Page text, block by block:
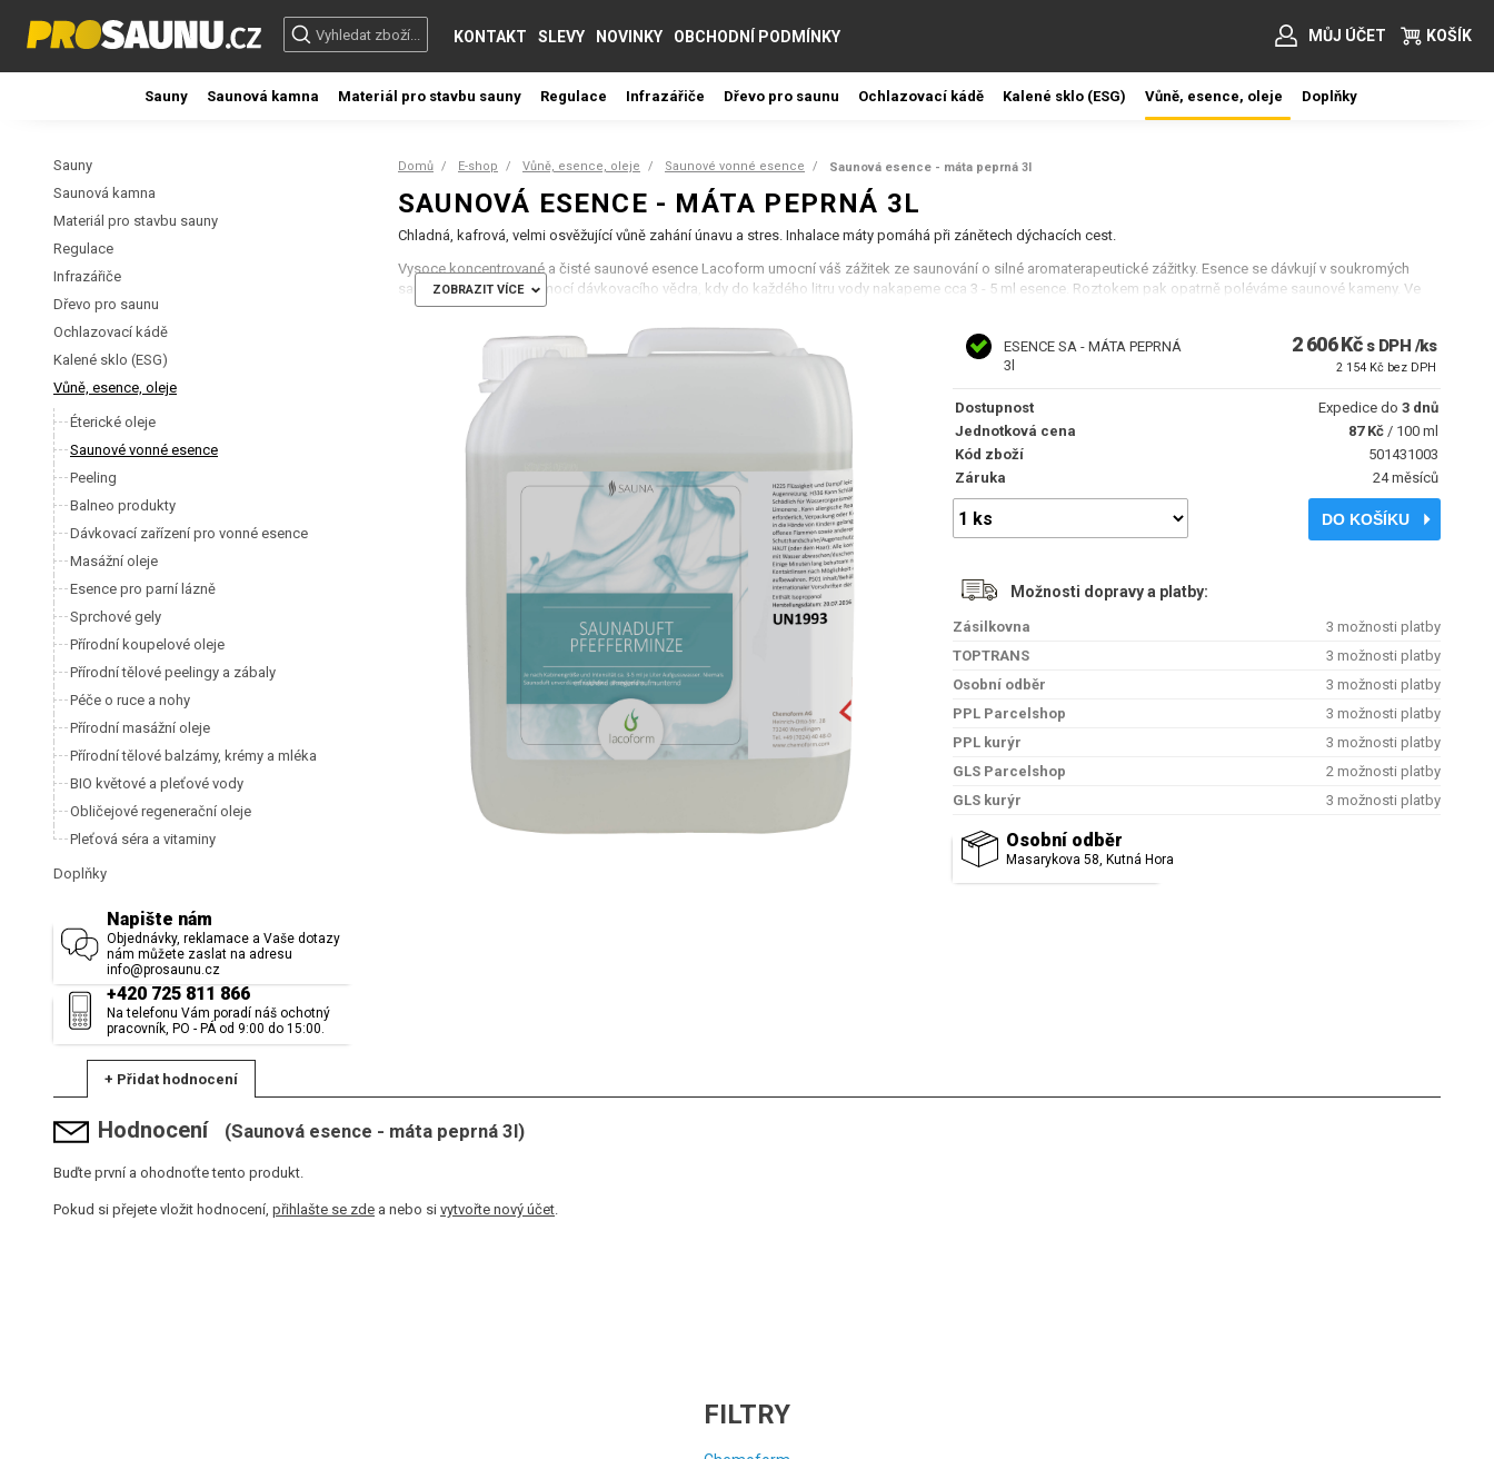
KONTAKT SLEVY NOVINKY OBCHODNÍ PODMÍNKY MŮJ ÚČET KOŠÍK
Sauny Saunová kamna Materiál pro stavbu sauny Regulace Infrazářiče Dřevo pro saunu Ochlazovací kádě Kalené sklo (ESG) Vůně, esence, oleje Doplňky
Sauny
Saunová kamna
Materiál pro stavbu sauny
Regulace
Infrazářiče
Dřevo pro saunu
Ochlazovací kádě
Kalené sklo (ESG)
Vůně, esence, oleje
Éterické oleje
Saunové vonné esence
Peeling
Balneo produkty
Dávkovací zařízení pro vonné esence
Masážní oleje
Esence pro parní lázně
Sprchové gely
Přírodní koupelové oleje
Přírodní tělové peelingy a zábaly
Péče o ruce a nohy
Přírodní masážní oleje
Přírodní tělové balzámy, krémy a mléka
BIO květové a pleťové vody
Obličejové regenerační oleje
Pleťová séra a vitaminy
Doplňky
Napište nám
Objednávky, reklamace a Vaše dotazy
nám můžete zaslat na adresu
info@prosaunu.cz
+420 725 811 866
Na telefonu Vám poradí náš ochotný
pracovník, PO - PÁ od 9:00 do 15:00.
Domů E-shop Vůně, esence, oleje Saunové vonné esence Saunová esence - máta peprná 3l
SAUNOVÁ ESENCE - MÁTA PEPRNÁ 3L
Chladná, kafrová, velmi osvěžující vůně zahání únavu a stres. Inhalace máty pomáhá při zánětech dýchacích cest.
Vysoce koncentrované a čisté saunové esence Lacoform umocní váš zážitek ze saunování o silné aromaterapeutické zážitky. Esence se dávkují v soukromých
saunách optimálně pomocí dávkovacího vědra, kdy do každého litru vody nakapeme cca 3 - 5 ml esence. Roztokem pak opatrně poléváme saunové kameny. Ve
veřejných provozech doporučujeme instalaci dávkovače či odpařovacích mističek umístěných nad saunovými kamny.
ZOBRAZIT VÍCE
ESENCE SA - MÁTA PEPRNÁ
3l
2 606 Kč s DPH /ks
2 154 Kč bez DPH
Dostupnost Expedice do 3 dnů
Jednotková cena
87 Kč / 100 ml
Kód zboží
501431003
Záruka
24 měsíců
DO KOŠÍKU
Možnosti dopravy a platby:
Zásilkovna
3 možnosti platby
TOPTRANS
3 možnosti platby
Osobní odběr
3 možnosti platby
PPL Parcelshop
3 možnosti platby
PPL kurýr
3 možnosti platby
GLS Parcelshop
2 možnosti platby
GLS kurýr
3 možnosti platby
Osobní odběr
Masarykova 58, Kutná Hora
+ Přidat hodnocení
Hodnocení (Saunová esence - máta peprná 3l)
Buďte první a ohodnoťte tento produkt.
Pokud si přejete vložit hodnocení, přihlašte se zde a nebo si vytvořte nový účet.
FILTRY